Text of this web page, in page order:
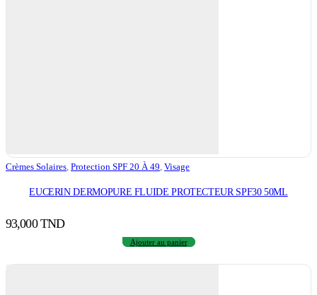
Crèmes Solaires Protection SPF 20 À 49 Visage
EUCERIN DERMOPURE FLUIDE PROTECTEUR SPF30 50ML
93,000TND
Ajouter au panier